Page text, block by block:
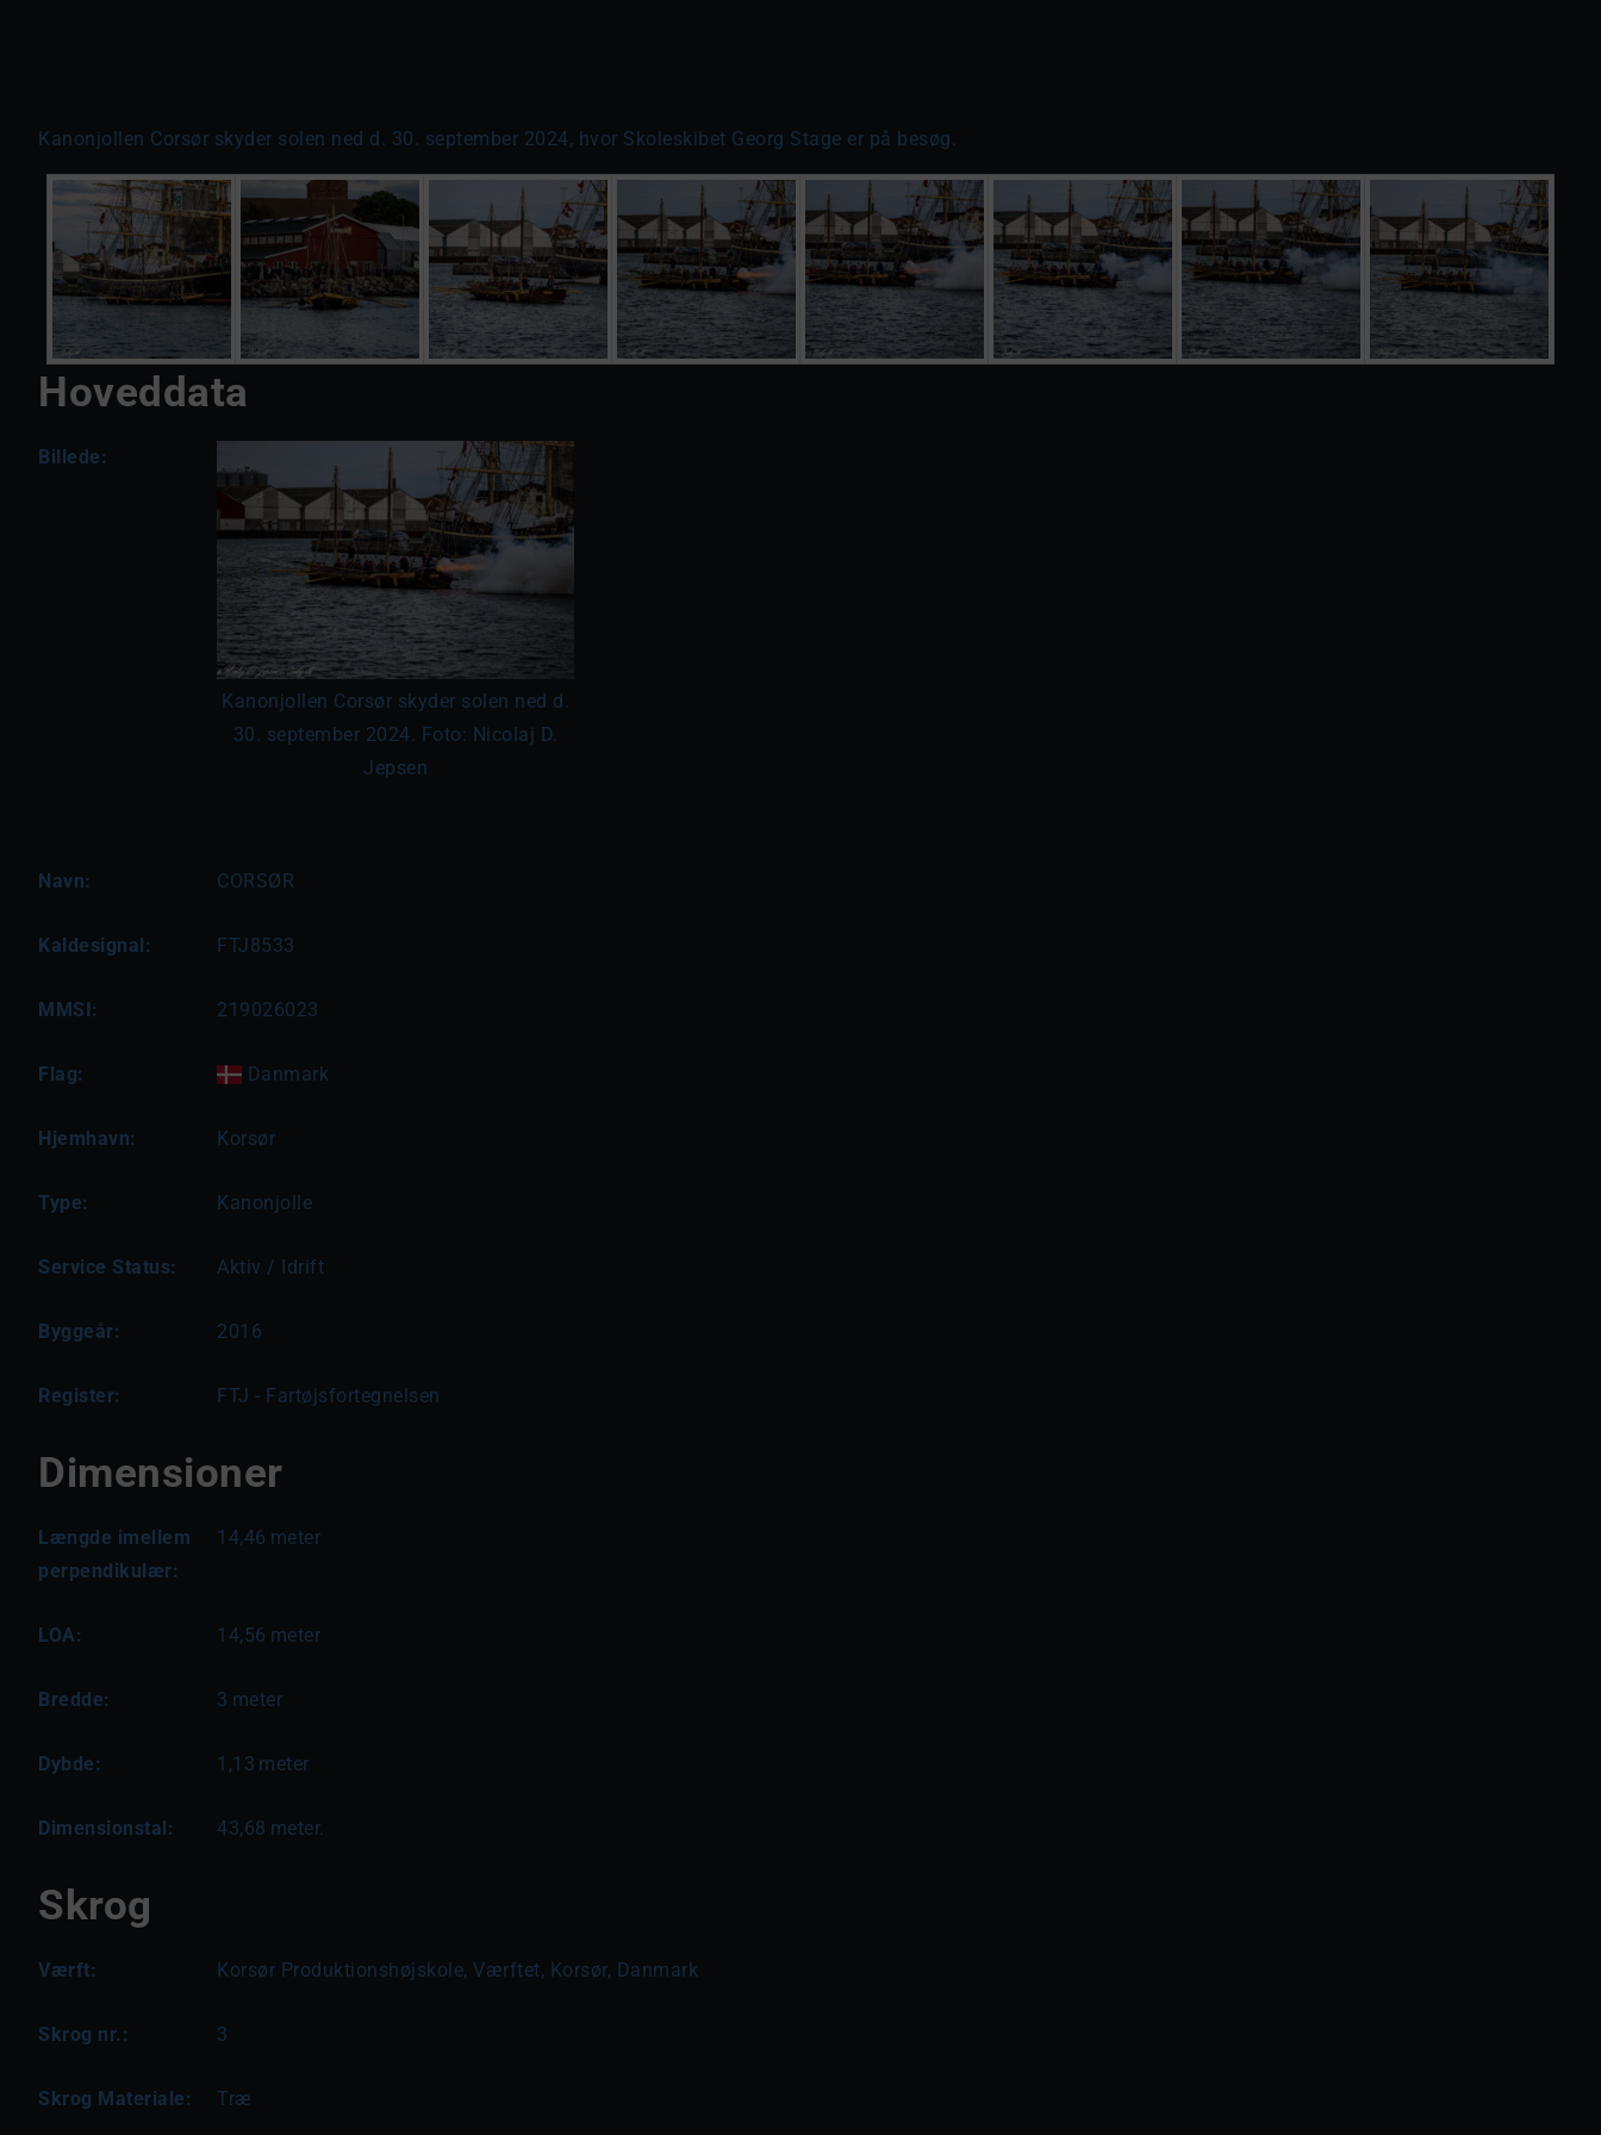
Kanonjollen Corsør skyder solen ned d. 30. september 2024, hvor Skoleskibet Georg Stage er på besøg.
Hoveddata
Billede:
Kanonjollen Corsør skyder solen ned d.
30. september 2024. Foto: Nicolaj D.
Jepsen
Navn: CORSØR
Kaldesignal: FTJ8533
MMSI: 219026023
Flag: Danmark
Hjemhavn: Korsør
Type: Kanonjolle
Service Status: Aktiv / Idrift
Byggeår: 2016
Register: FTJ - Fartøjsfortegnelsen
Dimensioner
Længde imellem
perpendikulær:
14,46 meter
LOA: 14,56 meter
Bredde: 3 meter
Dybde: 1,13 meter
Dimensionstal: 43,68 meter.
Skrog
Værft: Korsør Produktionshøjskole, Værftet, Korsør, Danmark
Skrog nr.: 3
Skrog Materiale: Træ